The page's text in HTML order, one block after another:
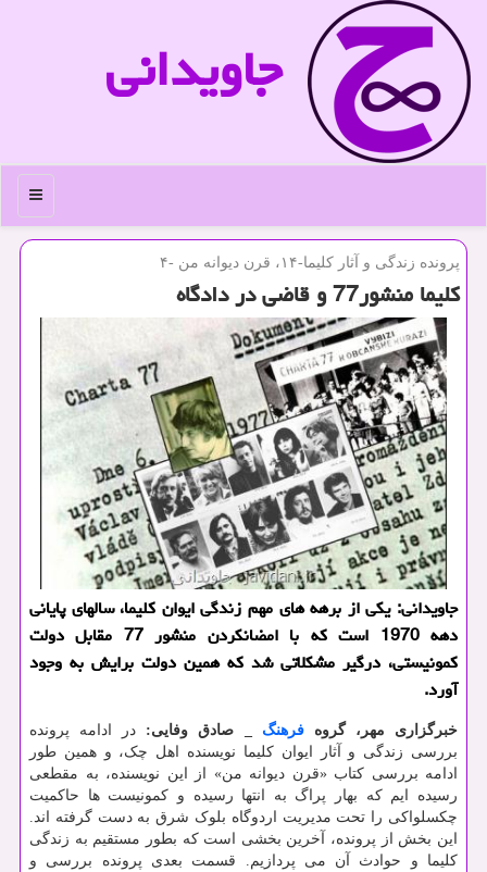
جاویدانی
منو
پرونده زندگی و آثار كلیما-۱۴، قرن دیوانه من -۴
كلیما منشور77 و قاضی در دادگاه
جاویدانی: یکی از برهه های مهم زندگی ایوان کلیما، سالهای پایانی
دهه 1970 است که با امضانکردن منشور 77 مقابل دولت
کمونیستی، درگیر مشکلاتی شد که همین دولت برایش به وجود
آورد.
خبرگزاری مهر، گروهفرهنگ _ صادق وفایی: در ادامه پرونده
بررسی زندگی و آثار ایوان کلیما نویسنده اهل چک، و همین طور
ادامه بررسی کتاب «قرن دیوانه من» از این نویسنده، به مقطعی
رسیده ایم که بهار پراگ به انتها رسیده و کمونیست ها حاکمیت
چکسلواکی را تحت مدیریت اردوگاه بلوک شرق به دست گرفته اند.
این بخش از پرونده، آخرین بخشی است که بطور مستقیم به زندگی
کلیما و حوادث آن می پردازیم. قسمت بعدی پرونده بررسی و